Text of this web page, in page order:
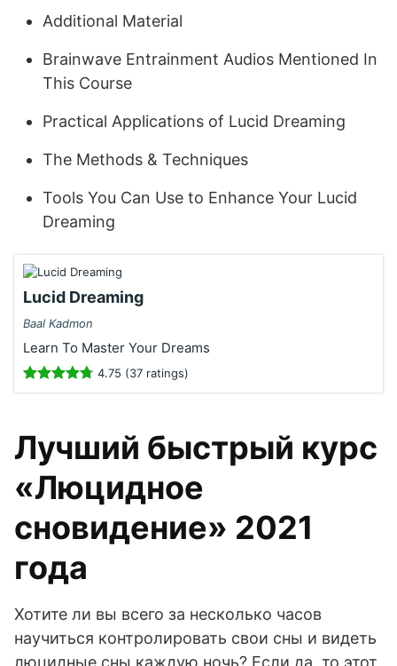
Additional Material
Brainwave Entrainment Audios Mentioned In
This Course
Practical Applications of Lucid Dreaming
The Methods & Techniques
Tools You Can Use to Enhance Your Lucid
Dreaming
Lucid Dreaming
Baal Kadmon
Learn To Master Your Dreams
4.75 (37 ratings)
Лучший быстрый курс
«Люцидное
сновидение» 2021
года
Хотите ли вы всего за несколько часов
научиться контролировать свои сны и видеть
люцидные сны каждую ночь? Если да, то этот